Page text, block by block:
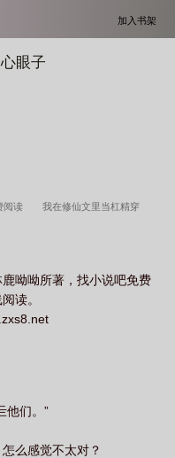
加入书架
眼子
阅读 我在修仙文里当杠精穿
文里开甜品铺子作者傅支支
呦呦所著，找小说吧免费
读。
他们。”
么感觉不太对？